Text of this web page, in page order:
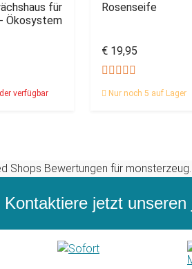
für
Ökosystem
verfügbar
Rosenseife
€ 19,95
Nur noch 5 auf Lager
jetzt unseren